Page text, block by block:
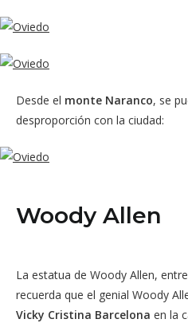
Desde el monte Naranco, se
desproporción con la ciudad:
Woody Allen
La estatua de Woody Allen,
recuerda que el genial Woody
Vicky Cristina Barcelona en la